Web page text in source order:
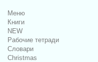
Меню
Книги
NEW
Рабочие тетради
Словари
Christmas